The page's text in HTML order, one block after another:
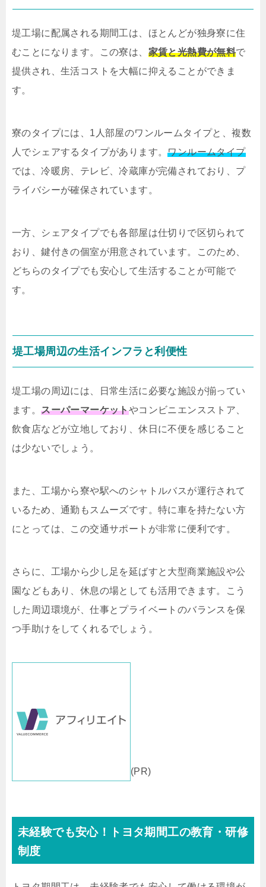
堤工場に配属される期間工は、ほとんどが独身寮に住
むことになります。この寮は、 家賃と光熱費が無料で
提供され、生活コストを大幅に抑えることができま
す。
寮のタイプには、1人部屋のワンルームタイプと、複数
人でシェアするタイプがあります。ワンルームタイプ
では、冷暖房、テレビ、冷蔵庫が完備されており、プ
ライバシーが確保されています。
一方、シェアタイプでも各部屋は仕切りで区切られて
おり、鍵付きの個室が用意されています。このため、
どちらのタイプでも安心して生活することが可能で
す。
堤工場周辺の生活インフラと利便性
堤工場の周辺には、日常生活に必要な施設が揃ってい
ます。スーパーマーケットやコンビニエンスストア、
飲食店などが立地しており、休日に不便を感じること
は少ないでしょう。
また、工場から寮や駅へのシャトルバスが運行されて
いるため、通勤もスムーズです。特に車を持たない方
にとっては、この交通サポートが非常に便利です。
さらに、工場から少し足を延ばすと大型商業施設や公
園などもあり、休息の場としても活用できます。こう
した周辺環境が、仕事とプライベートのバランスを保
つ手助けをしてくれるでしょう。
(PR)
未経験でも安心！トヨタ期間工の教育・研修
制度